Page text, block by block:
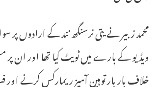
محمد زبیر نے یتی نرسنگھ نند کے ارادوں پر
ویڈیو کے بارے میں ٹویٹ کیا تھا اور ان
خلاف بار بار توہین آمیز ریمارکس کرنے